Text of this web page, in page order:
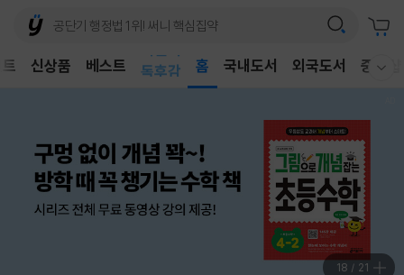
신상품 베스트
독후감
홈 국내도서 외국도서 중고샵
19 / 21